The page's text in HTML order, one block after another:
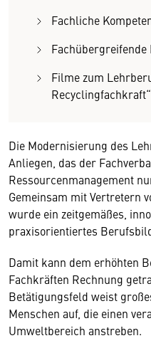
Fachliche
Fachübergreifende
Filme zum
Recyclingfachkraft“
Die Modernisierung des
Anliegen, das der
Ressourcenmanagement
Gemeinsam mit Vertretern
wurde ein zeitgemäßes,
praxisorientiertes
Damit kann dem erhöhten
Fachkräften Rechnung
Betätigungsfeld weist
Menschen auf, die einen
Umweltbereich anstreben.